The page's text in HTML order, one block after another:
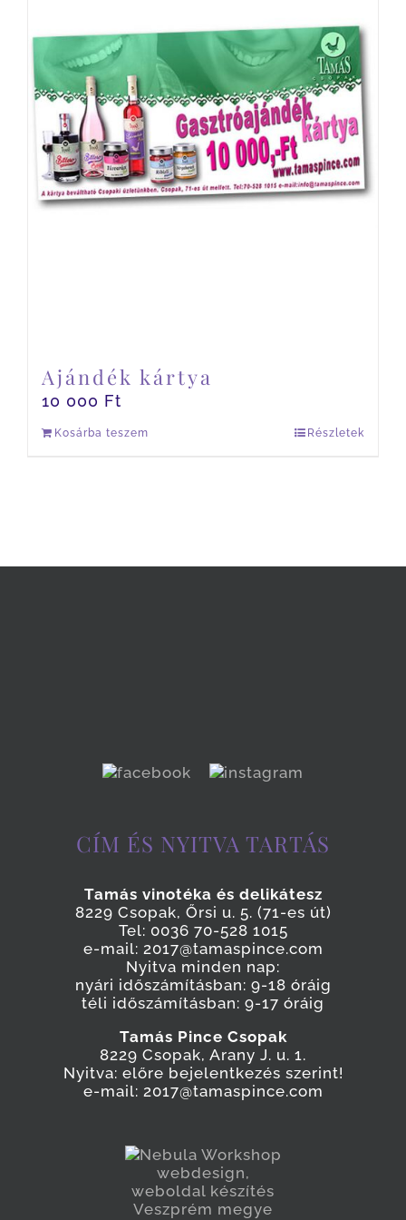
Ajándék kártya
10 000 Ft
Kosárba teszem Részletek
CÍM ÉS NYITVA TARTÁS
Tamás vinotéka és delikátesz
8229 Csopak, Őrsi u. 5. (71-es út)
Tel: 0036 70-528 1015
e-mail: 2017@tamaspince.com
Nyitva minden nap:
nyári időszámításban: 9-18 óráig
téli időszámításban: 9-17 óráig
Tamás Pince Csopak
8229 Csopak, Arany J. u. 1.
Nyitva: előre bejelentkezés szerint!
e-mail: 2017@tamaspince.com